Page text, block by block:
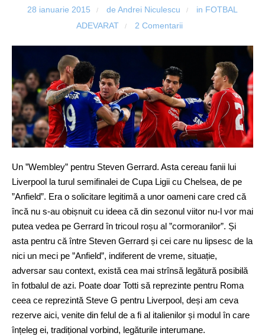
28 ianuarie 2015 / de Andrei Niculescu / in FOTBAL
ADEVARAT
/ 2 Comentarii
Un ”Wembley” pentru Steven Gerrard. Asta cereau fanii lui
Liverpool la turul semifinalei de Cupa Ligii cu Chelsea, de pe
”Anfield”. Era o solicitare legitimă a unor oameni care cred că
încă nu s-au obișnuit cu ideea că din sezonul viitor nu-l vor mai
putea vedea pe Gerrard în tricoul roșu al ”cormoranilor”. Și
asta pentru că între Steven Gerrard și cei care nu lipsesc de la
nici un meci pe ”Anfield”, indiferent de vreme, situație,
adversar sau context, există cea mai strînsă legătură posibilă
în fotbalul de azi. Poate doar Totti să reprezinte pentru Roma
ceea ce reprezintă Steve G pentru Liverpool, deși am ceva
rezerve aici, venite din felul de a fi al italienilor și modul în care
înțeleg ei, tradițional vorbind, legăturile interumane.